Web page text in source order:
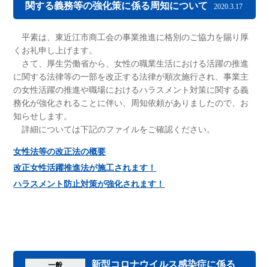
関する義務等の強化策に係る周知について
2020.3.17
平素は、東近江市商工会の事業推進に格別のご協力を賜り厚
くお礼申し上げます。
さて、厚生労働省から、女性の職業生活における活躍の推進
に関する法律等の一部を改正する法律が順次施行され、事業主
の女性活躍の推進や職場におけるハラスメント対策に関する義
務化が強化されることに伴い、周知依頼がありましたので、お
知らせします。
詳細については下記のファイルをご確認ください。
女性法等の改正法の概要
改正女性活躍推進法が施工されます！
ハラスメント防止対策が強化されます！
新型コロナウイルス感染症に係る